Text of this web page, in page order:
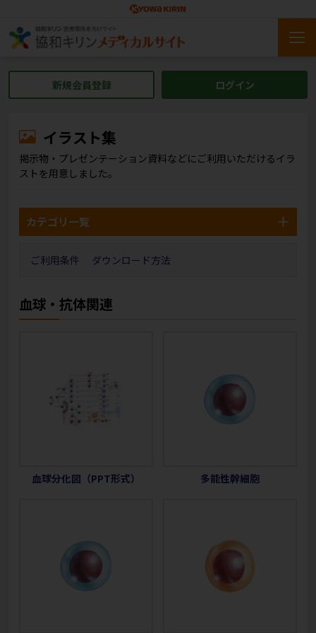
新規会員登録 ログイン
イラスト集
掲示物・プレゼンテーション資料などにご利用いただけるイラ
ストを用意しました。
カテゴリ一覧
ご利用条件 ダウンロード方法
血球・抗体関連
血球分化図（PPT形式） 多能性幹細胞